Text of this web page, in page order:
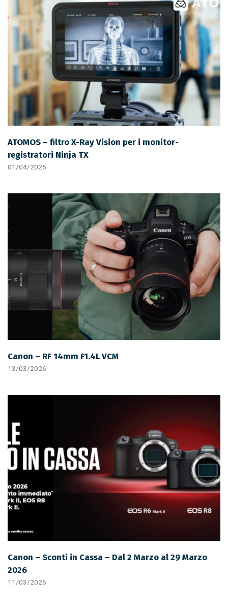
ATOMOS – filtro X-Ray Vision per i monitor-
registratori Ninja TX
01/04/2026
Canon – RF 14mm F1.4L VCM
13/03/2026
Canon – Sconti in Cassa – Dal 2 Marzo al 29 Marzo
2026
11/03/2026